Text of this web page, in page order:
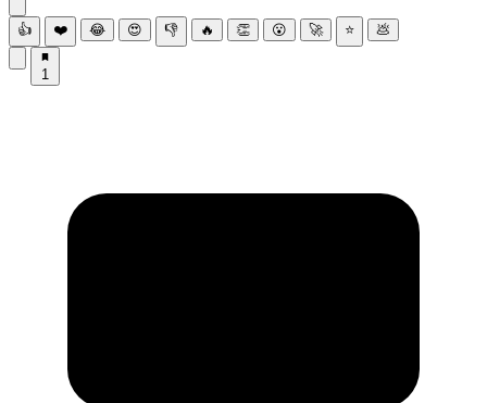
👍 ❤️ 😂 😍 👎 🔥 👏 😮 🚀 ⭐ 💩
1